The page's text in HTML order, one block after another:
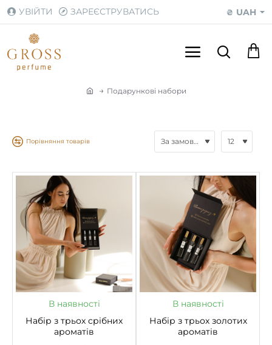
УВІЙТИ ЗАРЕЄСТРУВАТИСЬ ₴ UAH
Подарункові набори
Порівняння товарів
В наявності
Набір з трьох cрібних
ароматів
В наявності
Набір з трьох золотих
ароматів